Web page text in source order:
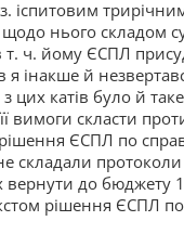
іспитовим
нього складом
т. ч. йому ЄСПЛ
інакше й
цих катів було й
вимоги скласти
ЄСПЛ по
складали
вернути до бюджету
рішення ЄСПЛ